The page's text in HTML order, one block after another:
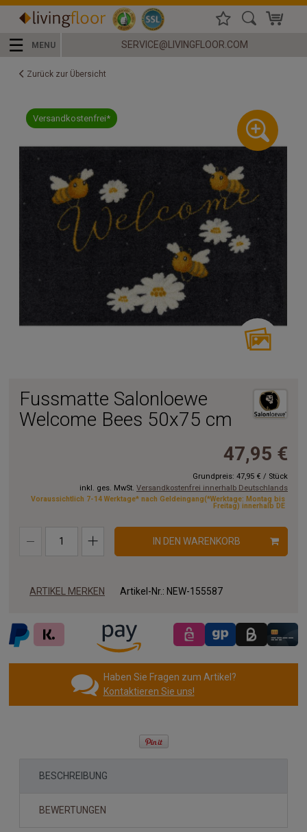
☰ MENU SERVICE@LIVINGFLOOR.COM
Zurück zur Übersicht
Versandkostenfrei*
Fussmatte Salonloewe
Welcome Bees 50x75 cm
47,95 €
Grundpreis: 47,95 € / Stück
inkl. ges. MwSt. Versandkostenfrei innerhalb Deutschlands
Voraussichtlich 7-14 Werktage* nach Geldeingang(*Werktage: Montag bis
Freitag) innerhalb DE
IN DEN WARENKORB
ARTIKEL MERKEN Artikel-Nr.: NEW-155587
Haben Sie Fragen zum Artikel?
Kontaktieren Sie uns!
BESCHREIBUNG
BEWERTUNGEN